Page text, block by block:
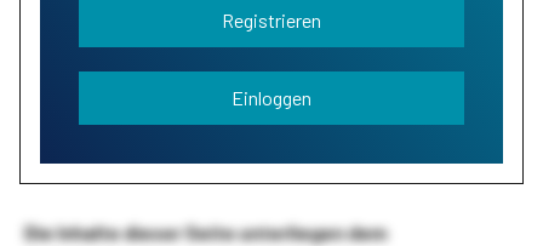
Registrieren
Einloggen
Die Inhalte dieser Seite unterliegen dem